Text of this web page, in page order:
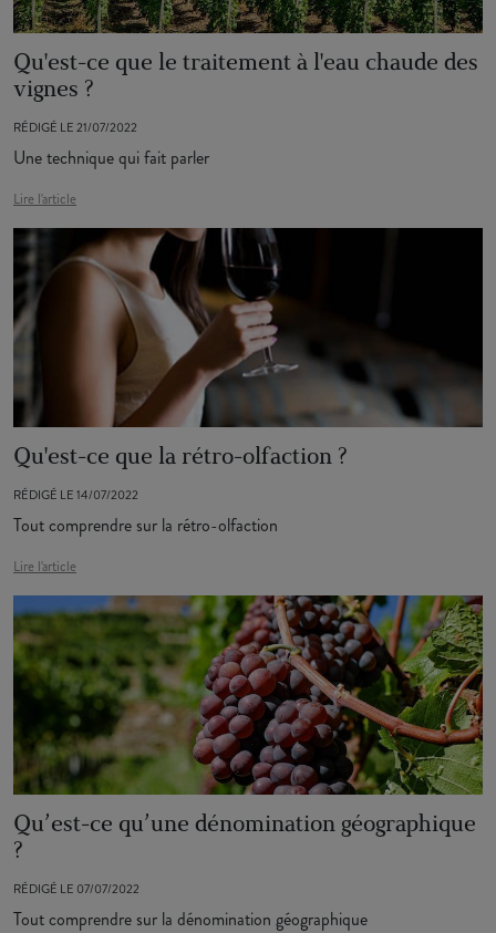
Qu'est-ce que le traitement à l'eau chaude des
vignes ?
RÉDIGÉ LE 21/07/2022
Une technique qui fait parler
Lire l'article
Qu'est-ce que la rétro-olfaction ?
RÉDIGÉ LE 14/07/2022
Tout comprendre sur la rétro-olfaction
Lire l'article
Qu’est-ce qu’une dénomination géographique
?
RÉDIGÉ LE 07/07/2022
Tout comprendre sur la dénomination géographique